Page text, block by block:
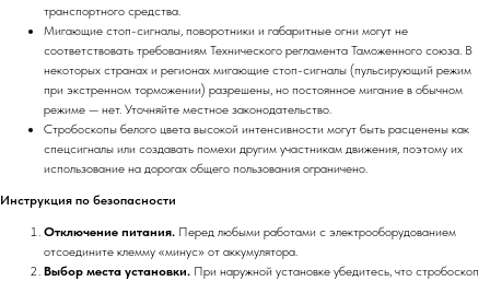
транспортного средства.
Мигающие стоп-сигналы, поворотники и габаритные огни могут не
соответствовать требованиям Технического регламента Таможенного союза. В
некоторых странах и регионах мигающие стоп-сигналы (пульсирующий режим
при экстренном торможении) разрешены, но постоянное мигание в обычном
режиме — нет. Уточняйте местное законодательство.
Стробоскопы белого цвета высокой интенсивности могут быть расценены как
спецсигналы или создавать помехи другим участникам движения, поэтому их
использование на дорогах общего пользования ограничено.
Инструкция по безопасности
Отключение питания. Перед любыми работами с электрооборудованием
отсоедините клемму «минус» от аккумулятора.
Выбор места установки. При наружной установке убедитесь, что стробоскоп